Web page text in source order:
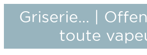
Griserie… |
toute